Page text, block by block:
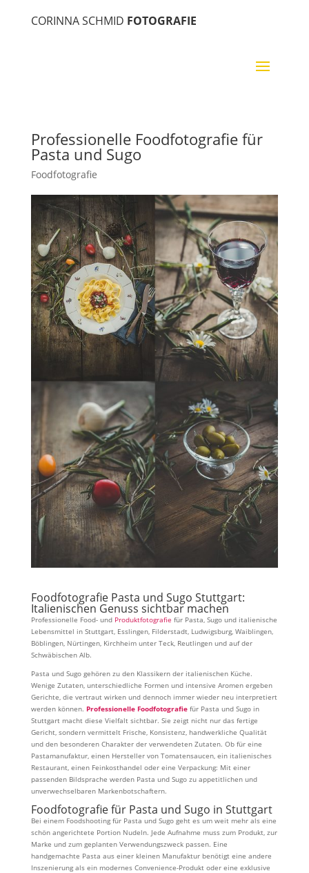
CORINNA SCHMID FOTOGRAFIE
Professionelle Foodfotografie für
Pasta und Sugo
Foodfotografie
Foodfotografie Pasta und Sugo Stuttgart:
Italienischen Genuss sichtbar machen
Professionelle Food- und Produktfotografie für Pasta, Sugo und italienische
Lebensmittel in Stuttgart, Esslingen, Filderstadt, Ludwigsburg, Waiblingen,
Böblingen, Nürtingen, Kirchheim unter Teck, Reutlingen und auf der
Schwäbischen Alb.
Pasta und Sugo gehören zu den Klassikern der italienischen Küche.
Wenige Zutaten, unterschiedliche Formen und intensive Aromen ergeben
Gerichte, die vertraut wirken und dennoch immer wieder neu interpretiert
werden können. Professionelle Foodfotografie für Pasta und Sugo in
Stuttgart macht diese Vielfalt sichtbar. Sie zeigt nicht nur das fertige
Gericht, sondern vermittelt Frische, Konsistenz, handwerkliche Qualität
und den besonderen Charakter der verwendeten Zutaten. Ob für eine
Pastamanufaktur, einen Hersteller von Tomatensaucen, ein italienisches
Restaurant, einen Feinkosthandel oder eine Verpackung: Mit einer
passenden Bildsprache werden Pasta und Sugo zu appetitlichen und
unverwechselbaren Markenbotschaftern.
Foodfotografie für Pasta und Sugo in Stuttgart
Bei einem Foodshooting für Pasta und Sugo geht es um weit mehr als eine
schön angerichtete Portion Nudeln. Jede Aufnahme muss zum Produkt, zur
Marke und zum geplanten Verwendungszweck passen. Eine
handgemachte Pasta aus einer kleinen Manufaktur benötigt eine andere
Inszenierung als ein modernes Convenience-Produkt oder eine exklusive